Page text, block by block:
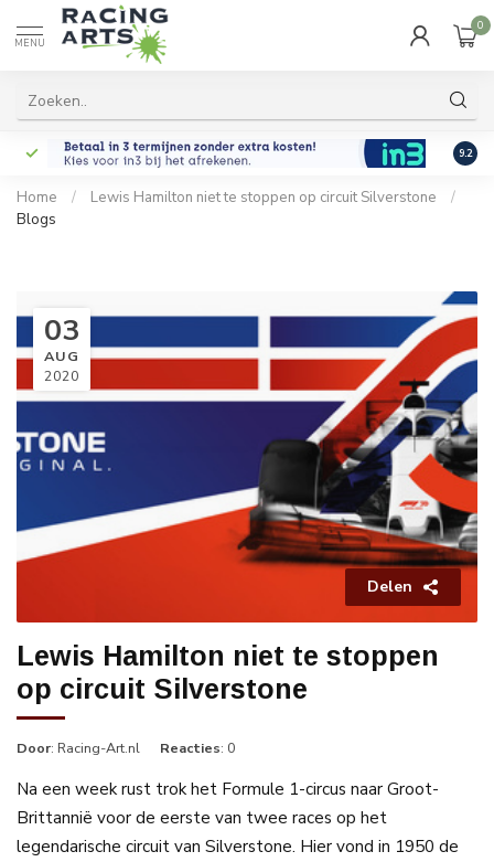
MENU
0
9.2
Home / Lewis Hamilton niet te stoppen op circuit Silverstone
/
Blogs
03
AUG
2020
Delen
Lewis Hamilton niet te stoppen
op circuit Silverstone
Door: Racing-Art.nl Reacties: 0
Na een week rust trok het Formule 1-circus naar Groot-
Brittannië voor de eerste van twee races op het
legendarische circuit van Silverstone. Hier vond in 1950 de